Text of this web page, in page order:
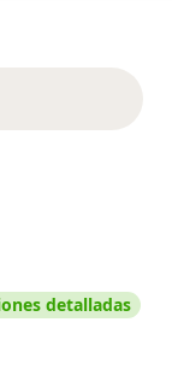
detalladas